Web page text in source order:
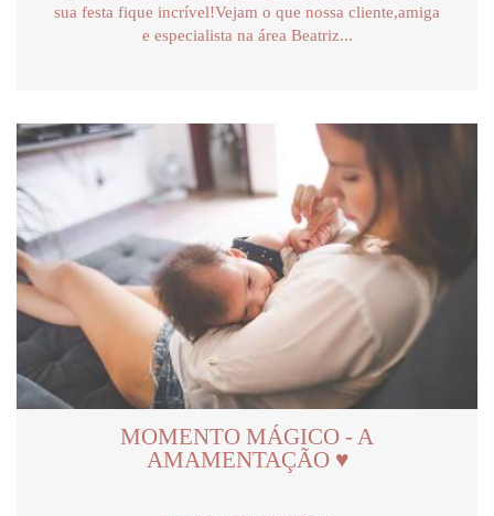
sua festa fique incrível!Vejam o que nossa cliente,amiga
e especialista na área Beatriz...
MOMENTO MÁGICO - A
AMAMENTAÇÃO ♥